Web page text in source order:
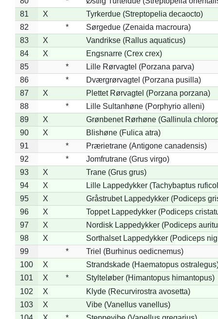
81
X
Tyrkerdue (Streptopelia decaocto)
82
*
Sørgedue (Zenaida macroura)
83
X
Vandrikse (Rallus aquaticus)
84
X
Engsnarre (Crex crex)
85
*
Lille Rørvagtel (Porzana parva)
86
*
Dværgrørvagtel (Porzana pusilla)
87
X
Plettet Rørvagtel (Porzana porzana)
88
*
Lille Sultanhøne (Porphyrio alleni)
89
X
Grønbenet Rørhøne (Gallinula
90
X
Blishøne (Fulica atra)
91
*
Prærietrane (Antigone canadensis)
92
*
Jomfrutrane (Grus virgo)
93
X
Trane (Grus grus)
94
X
Lille Lappedykker (Tachybaptus
95
X
Gråstrubet Lappedykker (Podiceps
96
X
Toppet Lappedykker (Podiceps
97
X
Nordisk Lappedykker (Podiceps
98
X
Sorthalset Lappedykker (Podiceps
99
*
Triel (Burhinus oedicnemus)
100
X
Strandskade (Haematopus
101
X *
Stylteløber (Himantopus himantopus)
102
X
Klyde (Recurvirostra avosetta)
103
X
Vibe (Vanellus vanellus)